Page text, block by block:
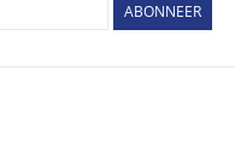
ABONNEER